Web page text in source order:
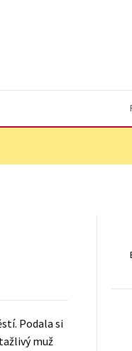
Podala si
muž